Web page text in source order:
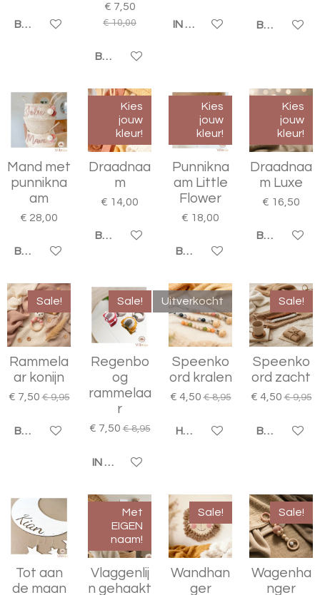
BEKIJK DETAILS
€ 7,50
€ 10,00
BEKIJK DETAILS
IN WINKELWAGENBEKIJK
Mand met
punnikna
am
€ 28,00
BEKIJK DETAILS
Kies
jouw
kleur!
Draadnaa
m
€ 14,00
BEKIJK DETAILS
Kies
jouw
kleur!
Punnikna
am Little
Flower
€ 18,00
BEKIJK DETAILS
Kies
jouw
kleur!
Draadnaa
m Luxe
€ 16,50
BEKIJK
Sale!
Rammela
ar konijn
€ 7,50 € 9,95
BEKIJK DETAILS
Sale!
Regenbo
og
rammelaa
r
€ 7,50 € 8,95
IN WINKELWAGEN
Uitverkocht
Speenko
ord kralen
€ 4,50 € 8,95
HOUD MIJ OP DE HOOGTE
Sale!
Speenko
ord zacht
€ 4,50 € 9,95
BEKIJK
Tot aan
de maan
Met
EIGEN
naam!
Vlaggenlij
n gehaakt
Sale!
Wandhan
ger
Sale!
Wagenha
nger